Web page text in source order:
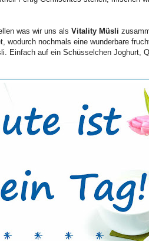
was wir uns als Vitality Müsli
wodurch nochmals eine wunderbare
Einfach auf ein Schüsselchen Joghurt,